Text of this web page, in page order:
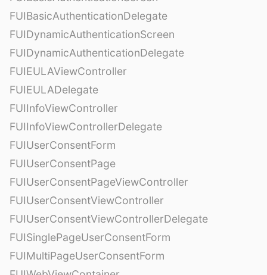
FUIBasicAuthenticationDelegate
FUIDynamicAuthenticationScreen
FUIDynamicAuthenticationDelegate
FUIEULAViewController
FUIEULADelegate
FUIInfoViewController
FUIInfoViewControllerDelegate
FUIUserConsentForm
FUIUserConsentPage
FUIUserConsentPageViewController
FUIUserConsentViewController
FUIUserConsentViewControllerDelegate
FUISinglePageUserConsentForm
FUIMultiPageUserConsentForm